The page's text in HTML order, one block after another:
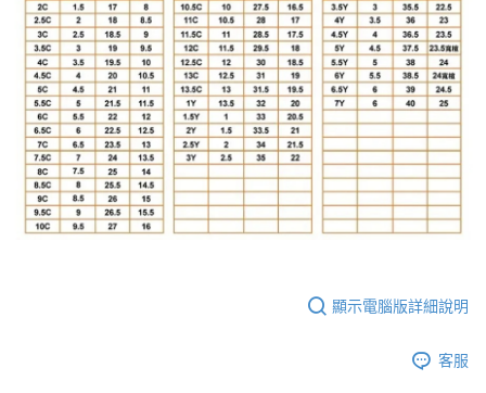
顯示電腦版詳細說明
客服